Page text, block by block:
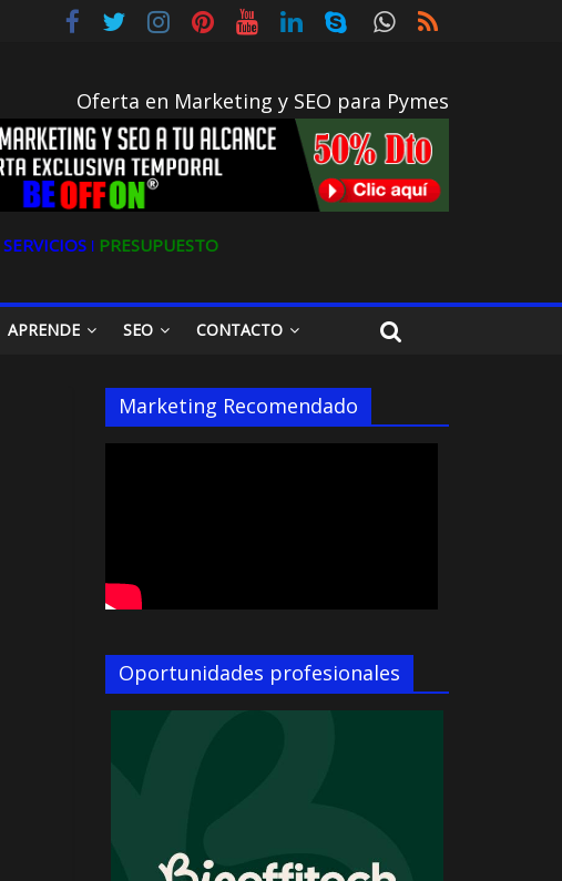
Oferta en Marketing y SEO para Pymes
SERVICIOS ǀ PRESUPUESTO
APRENDE SEO CONTACTO
Marketing Recomendado
Oportunidades profesionales